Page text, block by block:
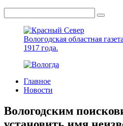
Вологодская областная
1917 года.
Главное
Новости
Вологодским